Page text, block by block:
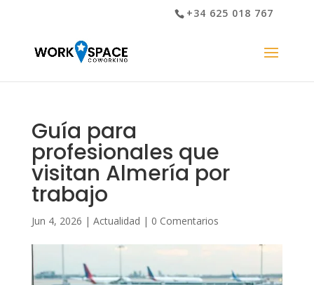
+34 625 018 767
Guía para
profesionales que
visitan Almería por
trabajo
Jun 4, 2026 | Actualidad | 0 Comentarios